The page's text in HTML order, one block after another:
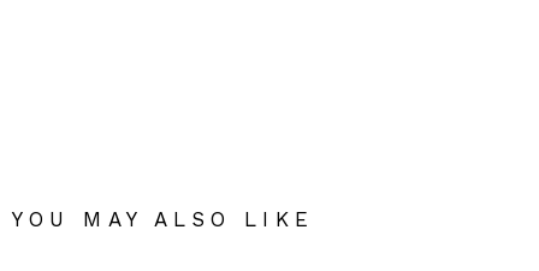
YOU MAY ALSO LIKE